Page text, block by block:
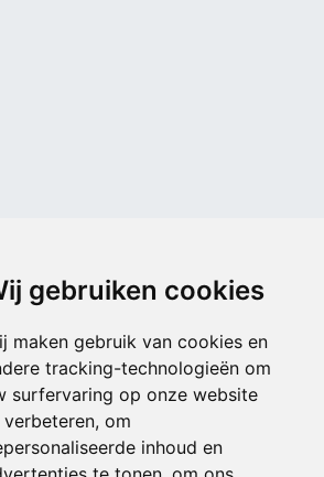
gebruiken cookies
maken gebruik van cookies en
tracking-technologieën om
surfervaring op onze website
om
inhoud en
nieuwsbrief